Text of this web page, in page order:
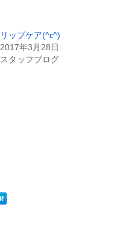
リップケア(^ε^)
2017年3月28日
スタッフブログ